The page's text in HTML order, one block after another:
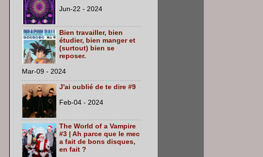
Jun-22 - 2024
Bien travailler, bien
étudier, bien manger et
(surtout) bien se
reposer.
Mar-09 - 2024
J'ai oublié de te dire #9
Feb-04 - 2024
The World of a Vampire
#3 | Ah parce que le mec
a fait de bons disques,
en fait ?